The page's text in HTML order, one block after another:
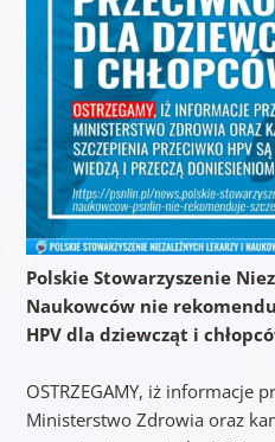
Polskie Stowarzyszenie
Naukowców nie
HPV dla dziewcząt i
OSTRZEGAMY, iż informacje
Ministerstwo Zdrowia oraz